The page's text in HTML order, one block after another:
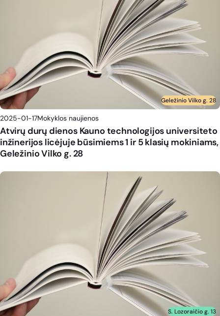
Geležinio Vilko g. 28
2025-01-17Mokyklos naujienos
Atvirų durų dienos Kauno technologijos universiteto
inžinerijos licėjuje būsimiems 1 ir 5 klasių mokiniams,
Geležinio Vilko g. 28
S. Lozoraičio g. 13